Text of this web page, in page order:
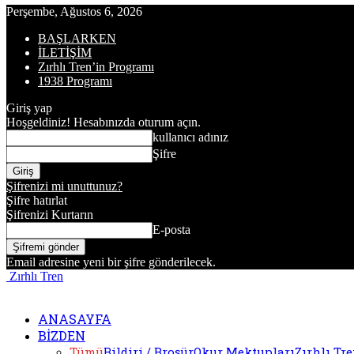
Perşembe, Ağustos 6, 2026
BAŞLARKEN
İLETİŞİM
Zırhlı Tren’in Programı
1938 Programı
Giriş yap
Hoşgeldiniz! Hesabınızda oturum açın.
kullanıcı adınız
Şifre
Şifrenizi mi unuttunuz?
Şifre hatırlat
Şifrenizi Kurtarın
E-posta
Email adresine yeni bir şifre gönderilecek.
Zırhlı Tren
ANASAYFA
BİZDEN